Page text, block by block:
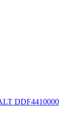
DDF4410000